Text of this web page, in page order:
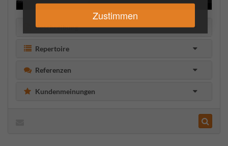
Zustimmen
Beschreibung
Repertoire
Referenzen
Kundenmeinungen